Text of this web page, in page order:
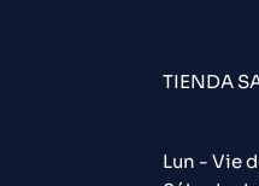
TIENDA
Lun - Vie